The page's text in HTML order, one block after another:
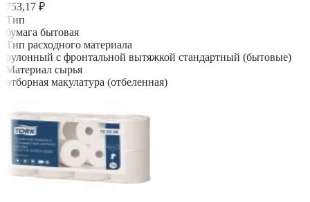
753,17 ₽
Тип
бумага бытовая
Тип расходного материала
рулонный с фронтальной вытяжкой стандартный (бытовые)
Материал сырья
отборная макулатура (отбеленная)